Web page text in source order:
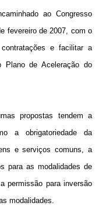
ao Congresso
fevereiro de 2007, com o
e facilitar a
Plano de Aceleração do
propostas tendem a
a obrigatoriedade da
e serviços comuns, a
para as modalidades de
permissão para inversão
modalidades.